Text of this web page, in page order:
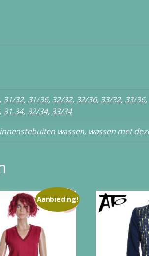
, 31/32, 31/36, 32/32, 32/36, 33/32, 33/36,
, 31-34, 32/34, 33/34
wassen, wassen met
Aanbieding!